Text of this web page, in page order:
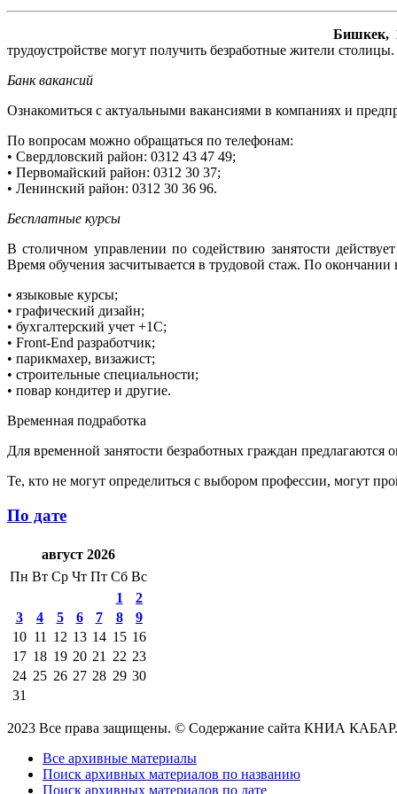
Бишкек,
трудоустройстве могут получить безработные жители столицы.
Банк вакансий
Ознакомиться с актуальными вакансиями в компаниях и
По вопросам можно обращаться по телефонам:
• Свердловский район: 0312 43 47 49;
• Первомайский район: 0312 30 37;
• Ленинский район: 0312 30 36 96.
Бесплатные курсы
В столичном управлении по содействию занятости
Время обучения засчитывается в трудовой стаж. По
• языковые курсы;
• графический дизайн;
• бухгалтерский учет +1C;
• Front-End разработчик;
• парикмахер, визажист;
• строительные специальности;
• повар кондитер и другие.
Временная подработка
Для временной занятости безработных граждан
Те, кто не могут определиться с выбором профессии, могут
По дате
август 2026
Пн Вт Ср Чт Пт Сб Вс
1
2
3
4 5 6 7 8
9
10 11 12 13 14 15 16
17 18 19 20 21 22 23
24 25 26 27 28 29 30
31
2023 Все права защищены. © Содержание сайта КНИА КАБАР.
Все архивные материалы
Поиск архивных материалов по названию
Поиск архивных материалов по дате